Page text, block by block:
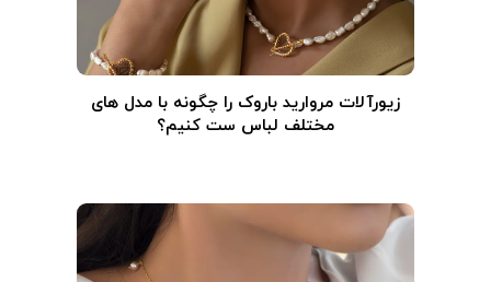
زیورآلات مروارید باروک را چگونه با مدل های
مختلف لباس ست کنیم؟